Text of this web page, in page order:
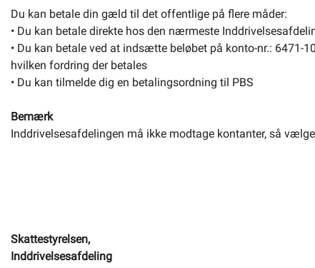
Du kan betale din gæld til det offentlige på flere måder:
• Du kan betale direkte hos den nærmeste
• Du kan betale ved at indsætte beløbet på konto-nr.: 6471-
hvilken fordring der betales
• Du kan tilmelde dig en betalingsordning til PBS
Bemærk
Inddrivelsesafdelingen må ikke modtage kontanter, så
Skattestyrelsen,
Inddrivelsesafdeling